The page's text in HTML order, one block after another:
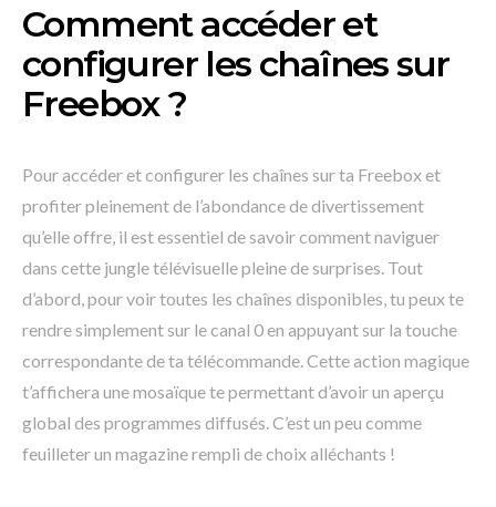
Comment accéder et
configurer les chaînes sur
Freebox ?
Pour accéder et configurer les chaînes sur ta Freebox et
profiter pleinement de l’abondance de divertissement
qu’elle offre, il est essentiel de savoir comment naviguer
dans cette jungle télévisuelle pleine de surprises. Tout
d’abord, pour voir toutes les chaînes disponibles, tu peux te
rendre simplement sur le canal 0 en appuyant sur la touche
correspondante de ta télécommande. Cette action magique
t’affichera une mosaïque te permettant d’avoir un aperçu
global des programmes diffusés. C’est un peu comme
feuilleter un magazine rempli de choix alléchants !